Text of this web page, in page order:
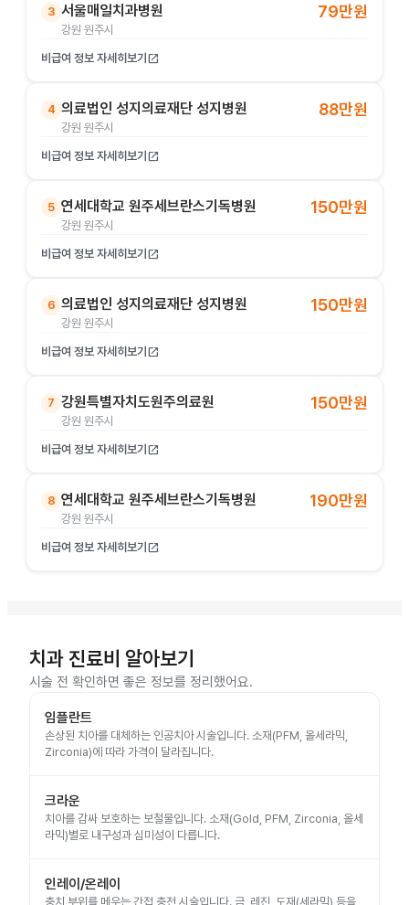
3 서울매일치과병원
강원 원주시
79만원
비급여 정보 자세히보기 open_in_new
4 의료법인 성지의료재단 성지병원
강원 원주시
88만원
비급여 정보 자세히보기 open_in_new
5 연세대학교 원주세브란스기독병원
강원 원주시
150만원
비급여 정보 자세히보기 open_in_new
6 의료법인 성지의료재단 성지병원
강원 원주시
150만원
비급여 정보 자세히보기 open_in_new
7 강원특별자치도원주의료원
강원 원주시
150만원
비급여 정보 자세히보기 open_in_new
8 연세대학교 원주세브란스기독병원
강원 원주시
190만원
비급여 정보 자세히보기 open_in_new
치과 진료비 알아보기
시술 전 확인하면 좋은 정보를 정리했어요.
임플란트
손상된 치아를 대체하는 인공치아 시술입니다. 소재(PFM, 올세라믹,
Zirconia)에 따라 가격이 달라집니다.
크라운
치아를 감싸 보호하는 보철물입니다. 소재(Gold, PFM, Zirconia, 올세
라믹)별로 내구성과 심미성이 다릅니다.
인레이/온레이
충치 부위를 메우는 간접 충전 시술입니다. 금, 레진, 도재(세라믹) 등을